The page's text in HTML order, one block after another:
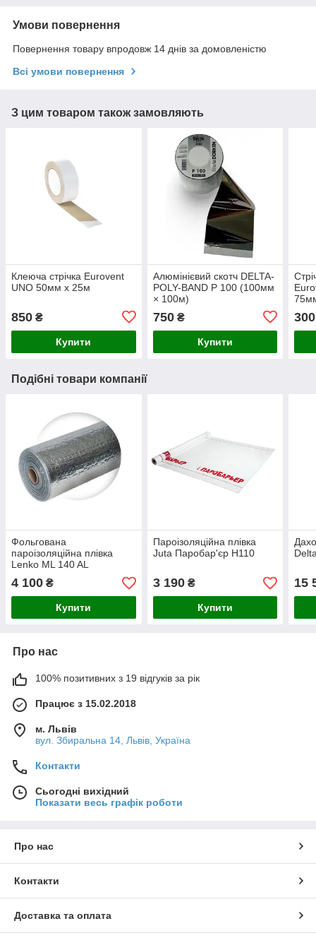
Умови повернення
Повернення товару впродовж 14 днів за домовленістю
Всі умови повернення
З цим товаром також замовляють
Клеюча стрічка Eurovent
UNO 50мм х 25м
850 ₴
Купити
Алюмінієвий скотч DELTA-
POLY-BAND P 100 (100мм
× 100м)
750₴
Купити
300
Подібні товари компанії
Фольгована
пароізоляційна плівка
Lenko ML 140 AL
4 100 ₴
Купити
Пароізоляційна плівка
Juta Паробар'єр H110
3 190₴
Купити
15
Про нас
100% позитивних з 19 відгуків за рік
Працює з 15.02.2018
м. Львів
вул. Збиральна 14, Львів, Україна
Контакти
Сьогодні вихідний
Показати весь графік роботи
Про нас
Контакти
Доставка та оплата